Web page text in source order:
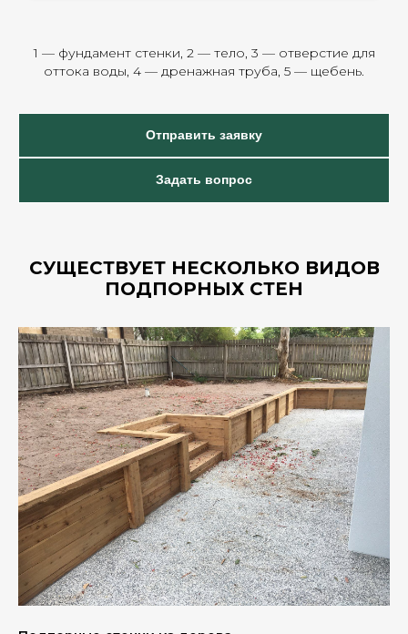
1 — фундамент стенки, 2 — тело, 3 — отверстие для
оттока воды, 4 — дренажная труба, 5 — щебень.
Отправить заявку
Задать вопрос
СУЩЕСТВУЕТ НЕСКОЛЬКО ВИДОВ
ПОДПОРНЫХ СТЕН